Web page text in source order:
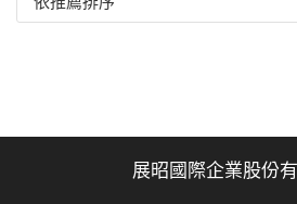
展昭國際企業股份